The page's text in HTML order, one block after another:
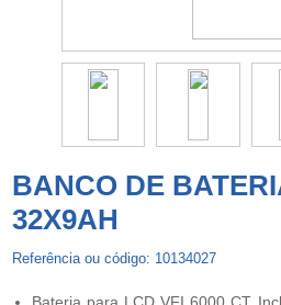
BANCO DE
32X9AH
Referência ou código: 10134027
Bateria para LCD VFI 6000 CT.